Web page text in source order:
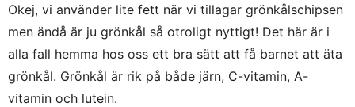
Okej, vi använder lite fett när vi tillagar grönkålschipsen
men ändå är ju grönkål så otroligt nyttigt! Det här är i
alla fall hemma hos oss ett bra sätt att få barnet att äta
grönkål. Grönkål är rik på både järn, C-vitamin, A-
vitamin och lutein.